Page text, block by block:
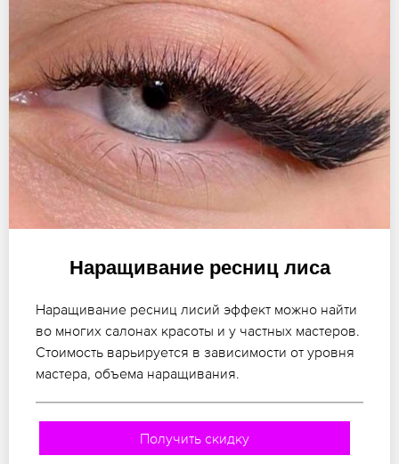
Наращивание ресниц лиса
Наращивание ресниц лисий эффект можно найти
во многих салонах красоты и у частных мастеров.
Стоимость варьируется в зависимости от уровня
мастера, объема наращивания.
Получить скидку